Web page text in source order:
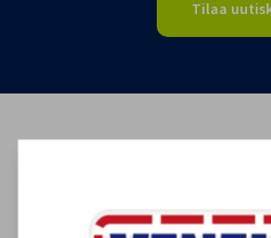
Tilaa
Tämä sivusto käyttää